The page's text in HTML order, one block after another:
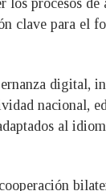
procesos
clave para el
digital,
nacional,
al